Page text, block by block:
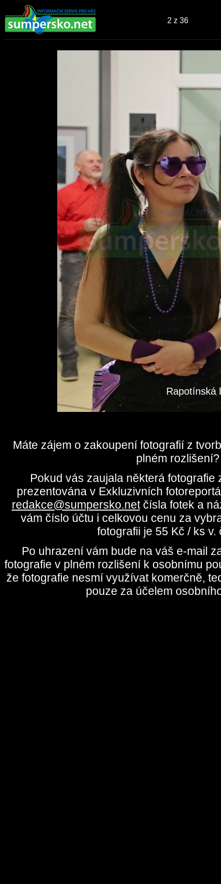
2 z 36
Rapotínská
Máte zájem o zakoupení fotografií z
plném rozlišení?
Pokud vás zaujala některá fotografie
prezentována v Exkluzivních
redakce@sumpersko.netčísla fotek a
vám číslo účtu i celkovou cenu za
fotografii je 55 Kč / ks v.
Po uhrazení vám bude na váš e-mail
fotografie v plném rozlišení k osobnímu
že fotografie nesmí využívat komerčně,
pouze za účelem